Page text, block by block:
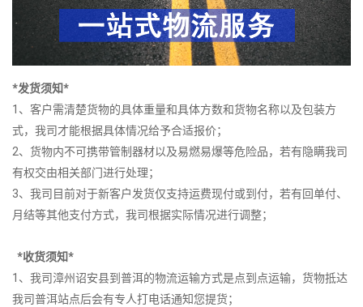
*发货须知*
1、客户需清楚货物的具体重量和具体方数和货物名称以及包装方
式，我司才能根据具体情况给予合适报价；
2、货物内不可携带管制器材以及易燃易爆等危险品，若有隐瞒我司
有权交由相关部门进行处理；
3、我司目前对于新客户发货仅支持运费现付或到付，若有回单付、
月结等其他支付方式，我司根据实际情况进行调整；
*收货须知*
1、我司漳州诏安县到普洱的物流运输方式是点到点运输，货物抵达
我司普洱站点后会有专人打电话通知您提货；